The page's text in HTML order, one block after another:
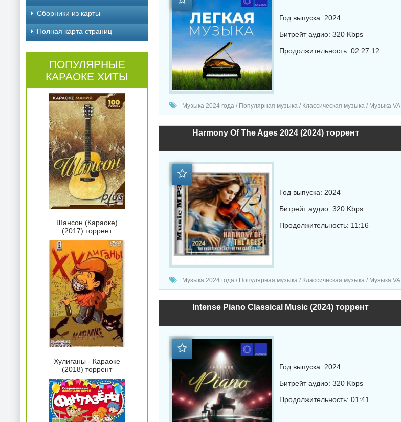
Год выпуска: 2024
Битрейт аудио: 320 Kbps
Продолжительность: 02:27:12
Музыка 2024 года / Популярная музыка / Классическая музыка / Музыка VA
Harmony Of The Ages 2024 (2024) торрент
Год выпуска: 2024
Битрейт аудио: 320 Kbps
Продолжительность: 11:16
Музыка 2024 года / Популярная музыка / Классическая музыка / Музыка VA
Intense Piano Classical Music (2024) торрент
Год выпуска: 2024
Битрейт аудио: 320 Kbps
Продолжительность: 01:41
Cборники из карты
Полная карта страниц
ПОПУЛЯРНЫЕ
КАРАОКЕ ХИТЫ
Шансон (Караоке)
(2017) торрент
Хулиганы - Караоке
(2018) торрент